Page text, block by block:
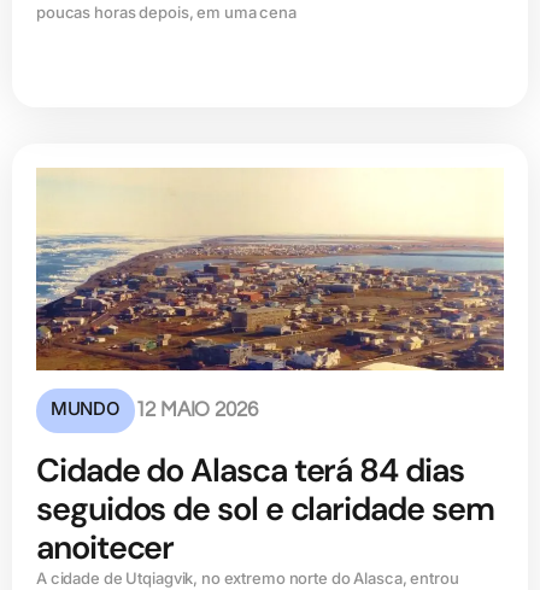
poucas horas depois, em uma cena
MUNDO 12 MAIO 2026
Cidade do Alasca terá 84 dias
seguidos de sol e claridade sem
anoitecer
A cidade de Utqiagvik, no extremo norte do Alasca, entrou